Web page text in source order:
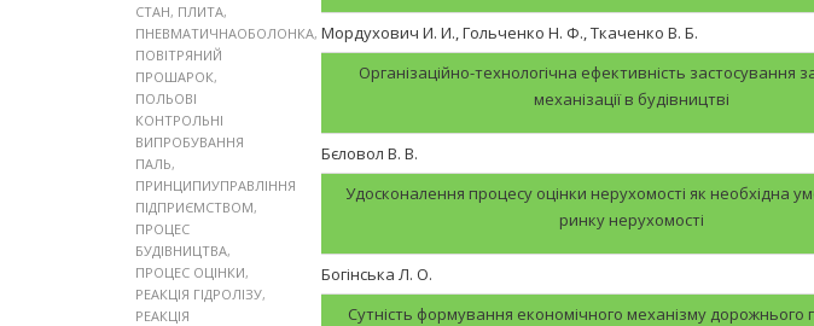
СТАН, ПЛИТА,
ПНЕВМАТИЧНАОБОЛОНКА,
ПОВІТРЯНИЙ
ПРОШАРОК,
ПОЛЬОВІ
КОНТРОЛЬНІ
ВИПРОБУВАННЯ
ПАЛЬ,
ПРИНЦИПИУПРАВЛІННЯ
ПІДПРИЄМСТВОМ,
ПРОЦЕС
БУДІВНИЦТВА,
ПРОЦЕС ОЦІНКИ,
РЕАКЦІЯ ГІДРОЛІЗУ,
РЕАКЦІЯ
Мордухович И. И., Гольченко Н. Ф., Ткаченко В. Б.
Організаційно-технологічна ефективність застосування
механізації в будівництві
Бєловол В. В.
Удосконалення процесу оцінки нерухомості як необхідна
ринку нерухомості
Богінська Л. О.
Сутність формування економічного механізму дорожнього